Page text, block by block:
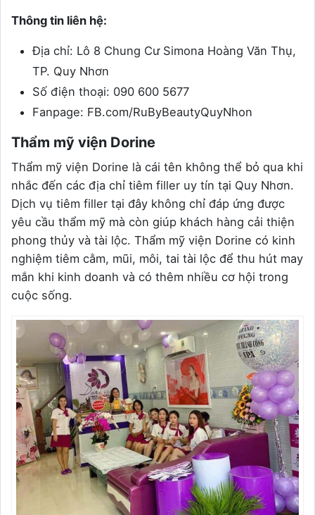
Thông tin liên hệ:
Địa chỉ: Lô 8 Chung Cư Simona Hoàng Văn Thụ,
TP. Quy Nhơn
Số điện thoại: 090 600 5677
Fanpage: FB.com/RuByBeautyQuyNhon
Thẩm mỹ viện Dorine
Thẩm mỹ viện Dorine là cái tên không thể bỏ qua khi
nhắc đến các địa chỉ tiêm filler uy tín tại Quy Nhơn.
Dịch vụ tiêm filler tại đây không chỉ đáp ứng được
yêu cầu thẩm mỹ mà còn giúp khách hàng cải thiện
phong thủy và tài lộc. Thẩm mỹ viện Dorine có kinh
nghiệm tiêm cằm, mũi, môi, tai tài lộc để thu hút may
mắn khi kinh doanh và có thêm nhiều cơ hội trong
cuộc sống.